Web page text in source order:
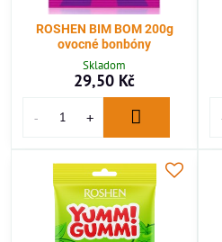
ROSHEN BIM BOM 200g
ovocné bonbóny
Skladom
29,50 Kč